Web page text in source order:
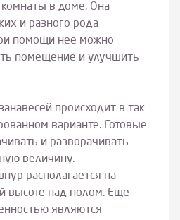
в доме. Она
и разного рода
помощи нее можно
помещение и улучшить
происходит в так
варианте. Готовые
и разворачивать
величину.
располагается на
высоте над полом. Еще
являются